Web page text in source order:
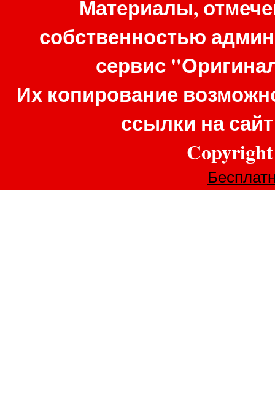
Материалы,
собственностью
сервис
Их копирование
ссылки на